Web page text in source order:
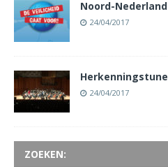
Noord-
24/04/2017
Herkenningstune
24/04/2017
ZOEKEN: